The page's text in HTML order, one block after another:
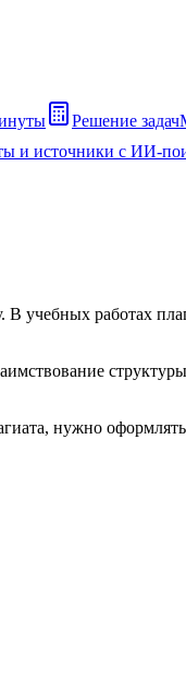
Решение задач
и источники с ИИ-
В учебных работах
нужно